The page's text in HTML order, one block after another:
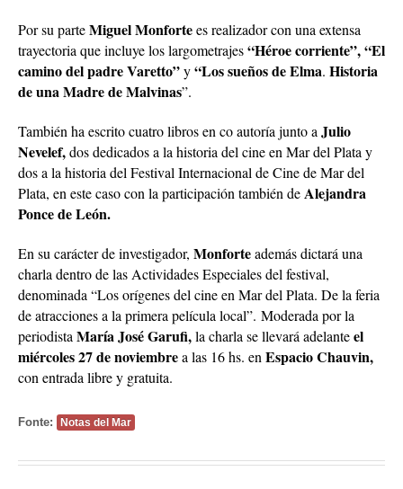
Por su parteMiguel Monfortees realizador con una extensa
trayectoria que incluye los largometrajes“Héroe corriente”, “El
camino del padre Varetto”y“Los sueños de Elma. Historia
de una Madre de Malvinas”.
También ha escrito cuatro libros en co autoría junto a Julio
Nevelef,dos dedicados a la historia del cine en Mar del Plata y
dos a la historia del Festival Internacional de Cine de Mar del
Plata, en este caso con la participación también deAlejandra
Ponce de León.
En su carácter de investigador, Monforteademás dictará una
charla dentro de las Actividades Especiales del festival,
denominada “Los orígenes del cine en Mar del Plata. De la feria
de atracciones a la primera película local”. Moderada por la
periodista María José Garufi,la charla se llevará adelanteel
miércoles 27 de noviembrea las 16 hs. en Espacio Chauvin,
con entrada libre y gratuita.
Fonte: Notas del Mar